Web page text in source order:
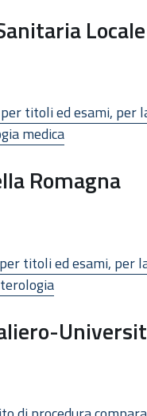
titoli ed esami,
medica
Romagna
titoli ed esami, per